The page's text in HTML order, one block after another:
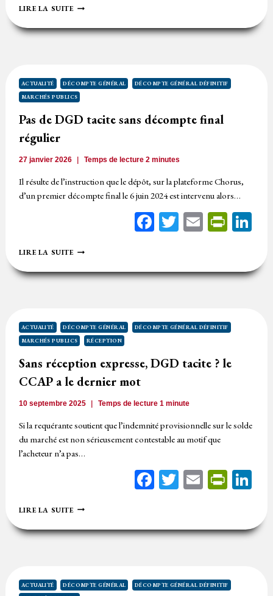
LIRE LA SUITEDG
DGD
DÉFINITIF
ACTUALITÉ DÉCOMPTE GÉNÉRAL
DÉCOMPTE GÉNÉRAL DÉFINITIF
MARCHÉS PUBLICS
Pas de DGD tacite sans décompte final
régulier
27 janvier 2026 Temps de lecture2 minutes
Il résulte de l’instruction que le dépôt, sur la plateforme Chorus,
d’un premier décompte final le 6 juin 2024 est intervenu alors…
Facebook
Twitter
Email
LIRE LA SUITEPAS
DGD
TACITE
RÉGULIER
ACTUALITÉ DÉCOMPTE GÉNÉRAL
DÉCOMPTE GÉNÉRAL DÉFINITIF
MARCHÉS PUBLICS
RÉCEPTION
Sans réception expresse, DGD tacite ? le
CCAP a le dernier mot
10 septembre 2025 Temps de lecture1 minute
Si la requérante soutient que l’indemnité provisionnelle sur le solde
du marché est non sérieusement contestable au motif que
l’acheteur n’a pas…
Facebook
Twitter
Email
LIRE LA SUITESANS
EXPRESSE,
DGD
CCAP
ACTUALITÉ DÉCOMPTE GÉNÉRAL
DÉCOMPTE GÉNÉRAL DÉFINITIF